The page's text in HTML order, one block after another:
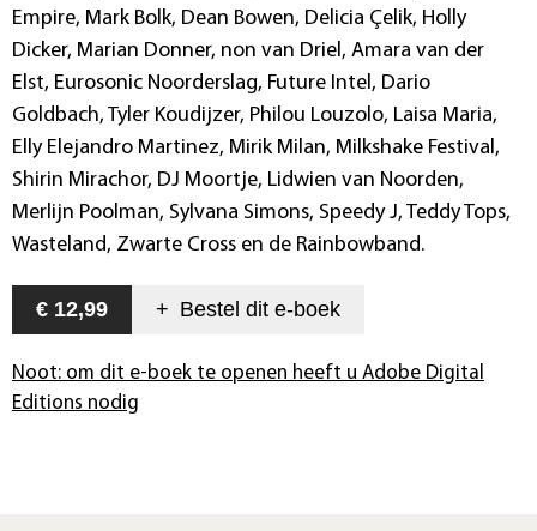
Empire, Mark Bolk, Dean Bowen, Delicia Çelik, Holly
Dicker, Marian Donner, non van Driel, Amara van der
Elst, Eurosonic Noorderslag, Future Intel, Dario
Goldbach, Tyler Koudijzer, Philou Louzolo, Laisa Maria,
Elly Elejandro Martinez, Mirik Milan, Milkshake Festival,
Shirin Mirachor, DJ Moortje, Lidwien van Noorden,
Merlijn Poolman, Sylvana Simons, Speedy J, Teddy Tops,
Wasteland, Zwarte Cross en de Rainbowband.
€ 12,99 + Bestel dit e-boek
Noot: om dit e-boek te openen heeft u Adobe Digital
Editions nodig